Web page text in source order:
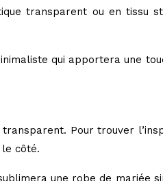
transparent ou en tissu
qui apportera une
Pour trouver
côté.
une robe de mariée